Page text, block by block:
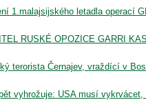
1.malajsijského letadla operací
RUSKÉ OPOZICE GARRI
terorista Černajev, vraždící v
vyhrožuje: USA musí vykrvácet,